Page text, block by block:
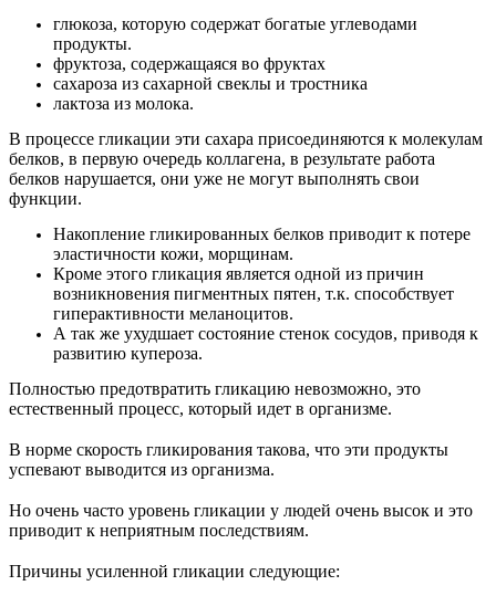
глюкоза, которую содержат богатые углеводами
продукты.
фруктоза, содержащаяся во фруктах
сахароза из сахарной свеклы и тростника
лактоза из молока.
В процессе гликации эти сахара присоединяются к молекулам
белков, в первую очередь коллагена, в результате работа
белков нарушается, они уже не могут выполнять свои
функции.
Накопление гликированных белков приводит к потере
эластичности кожи, морщинам.
Кроме этого гликация является одной из причин
возникновения пигментных пятен, т.к. способствует
гиперактивности меланоцитов.
А так же ухудшает состояние стенок сосудов, приводя к
развитию купероза.
Полностью предотвратить гликацию невозможно, это
естественный процесс, который идет в организме.
В норме скорость гликирования такова, что эти продукты
успевают выводится из организма.
Но очень часто уровень гликации у людей очень высок и это
приводит к неприятным последствиям.
Причины усиленной гликации следующие: